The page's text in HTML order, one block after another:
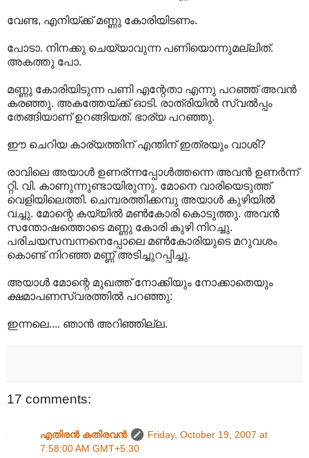
വേണ്ട, എനിയ്ക്ക് മണ്ണു കോരിയിടണം.
പോടാ. നിനക്കു ചെയ്യാവുന്ന പണിയൊന്നുമല്ലിത്.
അകത്തു പോ.
മണ്ണു കോരിയിടുന്ന പണി എന്റേതാ എന്നു പറഞ്ഞ് അവന്‍
കരഞ്ഞു.‍ അകത്തേയ്ക്ക് ഓടി. രാത്രിയില്‍ സ്വല്‍പ്പം
തേങ്ങിയാണ് ഉറങ്ങിയത്. ഭാര്യ പറഞ്ഞു.
ഈ ചെറിയ കാര്യത്തിന് എന്തിന് ഇത്രയും വാശി?
രാവിലെ അയാള്‍ ഉണര്ന്ന‍പ്പോള്‍ത്തന്നെ അവന്‍ ഉണര്‍ന്ന്
റ്റി. വി. കാണുന്നുണ്ടായിരുന്നു. മോനെ വാരിയെടുത്ത്
വെളിയിലെത്തി. ചെമ്പരത്തിക്കമ്പു അയാള്‍ കുഴിയില്‍
വച്ചു. മോന്റെ കയ്യില്‍ മണ്‍കോരി കൊടുത്തു. അവന്‍
സന്തോഷത്തൊടെ മണ്ണു കോരി കുഴി നിറച്ചു.
പരിചയസമ്പന്നനെപ്പോലെ മണ്‍കോരിയുടെ മറുവശം
കൊണ്ട് നിറഞ്ഞ മണ്ണ് അടിച്ചുറപ്പിച്ചു.
അയാള്‍ മോന്റെ മുഖത്ത് നോക്കിയും നോക്കാതെയും
ക്ഷമാപണസ്വരത്തില്‍ പറഞ്ഞു:
ഇന്നലെ.... ഞാന്‍ അറിഞ്ഞില്ല.
17 comments:
എതിരന്‍ കതിരവന്‍
Friday, October 19, 2007 at
7:58:00 AM GMT+5:30